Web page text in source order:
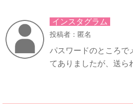
インスタグラム
投稿者：匿名
パスワードのところで
てありましたが、送ら